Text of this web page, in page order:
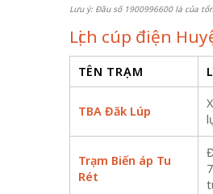
Lưu ý: Đầu số 1900996600 là của
Lịch cúp điện
TÊN TRẠM
TBA Đăk Lúp
Trạm Biến áp Tu
Rét